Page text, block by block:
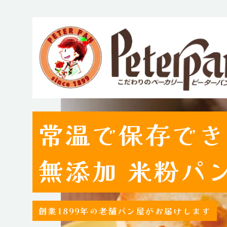
常温で保存で
無添加 米粉パ
創業1899年の老舗パン屋がお届けします